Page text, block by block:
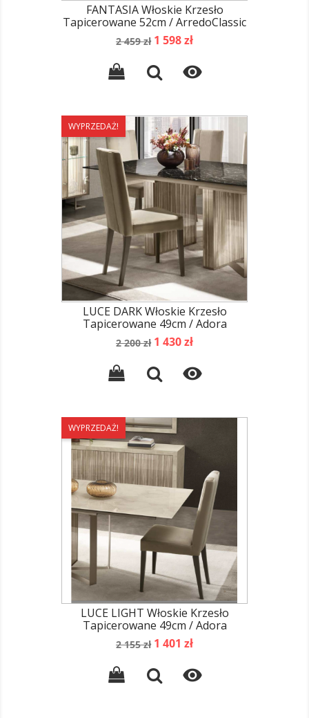
FANTASIA Włoskie Krzesło
Tapicerowane 52cm / ArredoClassic
Cena
2 459 zł Cena
1 598 zł

WYPRZEDAŻ!
LUCE DARK Włoskie Krzesło
Tapicerowane 49cm / Adora
Cena
2 200 zł Cena
1 430 zł

WYPRZEDAŻ!
LUCE LIGHT Włoskie Krzesło
Tapicerowane 49cm / Adora
Cena
2 155 zł Cena
1 401 zł
